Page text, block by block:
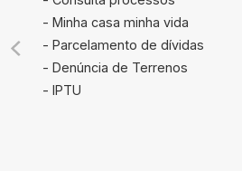
- Minha casa minha vida
- Parcelamento de dívidas
- Denúncia de Terrenos
- IPTU